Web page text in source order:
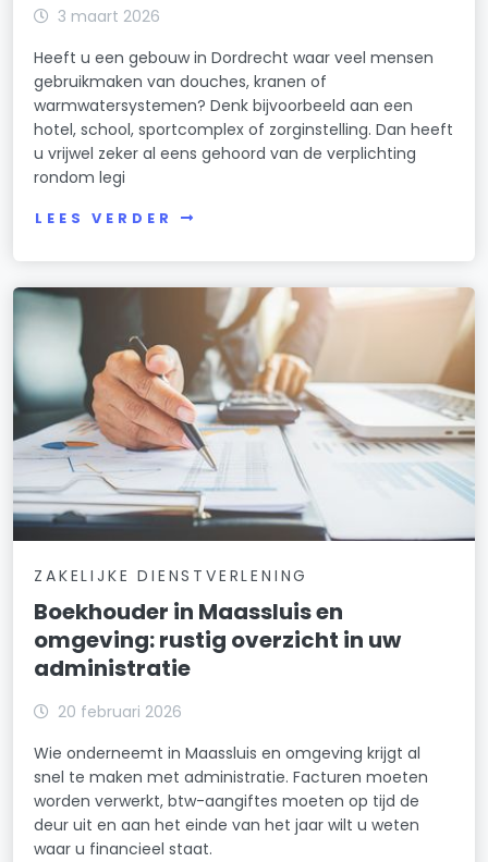
3 maart 2026
Heeft u een gebouw in Dordrecht waar veel mensen
gebruikmaken van douches, kranen of
warmwatersystemen? Denk bijvoorbeeld aan een
hotel, school, sportcomplex of zorginstelling. Dan heeft
u vrijwel zeker al eens gehoord van de verplichting
rondom legi
LEES VERDER
ZAKELIJKE DIENSTVERLENING
Boekhouder in Maassluis en
omgeving: rustig overzicht in uw
administratie
20 februari 2026
Wie onderneemt in Maassluis en omgeving krijgt al
snel te maken met administratie. Facturen moeten
worden verwerkt, btw-aangiftes moeten op tijd de
deur uit en aan het einde van het jaar wilt u weten
waar u financieel staat.